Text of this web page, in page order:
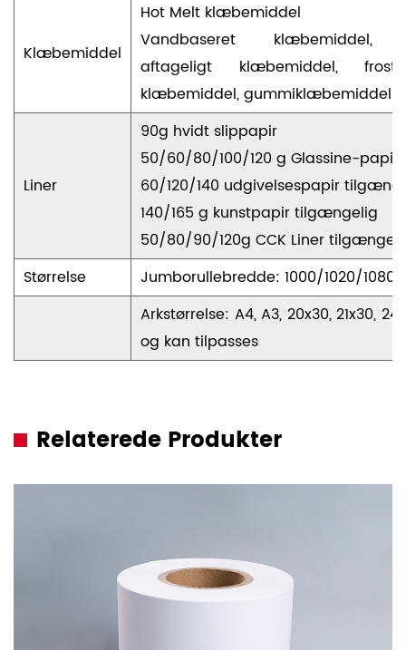
Klæbemiddel
Hot Melt klæbemiddel
Vandbaseret klæbemiddel,
aftageligt klæbemiddel,
klæbemiddel, gummiklæbemiddel
Liner
90g hvidt slippapir
50/60/80/100/120 g Glassine-
60/120/140 udgivelsespapir
140/165 g kunstpapir tilgængelig
50/80/90/120g CCK Liner
Størrelse
Jumborullebredde: 1000/1020/1080/
Arkstørrelse: A4, A3, 20x30, 21x30,
og kan tilpasses
Relaterede Produkter